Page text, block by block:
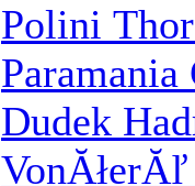
Polini
Dudek